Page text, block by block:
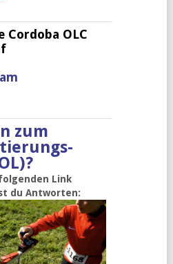
Cordoba OLC
zum
Link
du Antworten: